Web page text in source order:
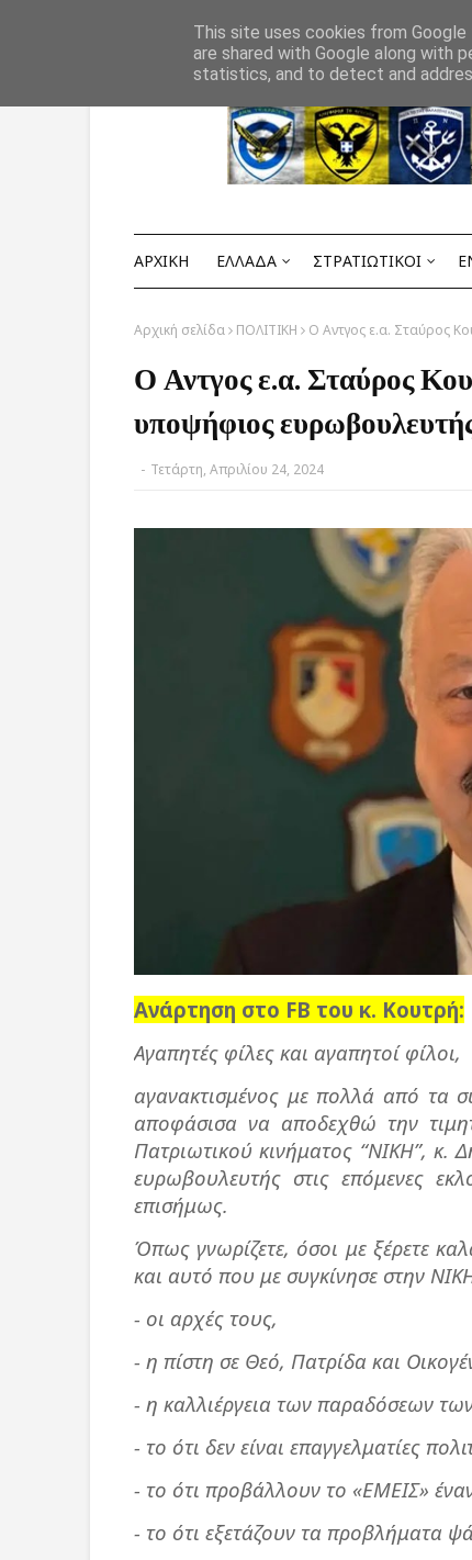
ΑΡΧΙΚΗ ΕΛΛΑΔΑ ΣΤΡΑΤΙΩΤΙΚΟΙ
Αρχική σελίδα ΠΟΛΙΤΙΚΗ Ο Αντγος ε.α. Σταύρος
Ο Αντγος ε.α. Σταύρος
υποψήφιος
- Τετάρτη, Απριλίου 24, 2024
Ανάρτηση στο FB του κ. Κουτρή:
Αγαπητές φίλες και αγαπητοί φίλοι,
αγανακτισμένος με πολλά από τα
αποφάσισα να αποδεχθώ την
Πατριωτικού κινήματος “ΝΙΚΗ”,
ευρωβουλευτής στις επόμενες
επισήμως.
Όπως γνωρίζετε, όσοι με ξέρετε
και αυτό που με συγκίνησε στην
- οι αρχές τους,
- η πίστη σε Θεό, Πατρίδα και
- η καλλιέργεια των παραδόσεων
- το ότι δεν είναι επαγγελματίες
- το ότι προβάλλουν το «ΕΜΕΙΣ»
- το ότι εξετάζουν τα προβλήματα
This site uses cookies from
are shared with Google along with
statistics, and to detect and